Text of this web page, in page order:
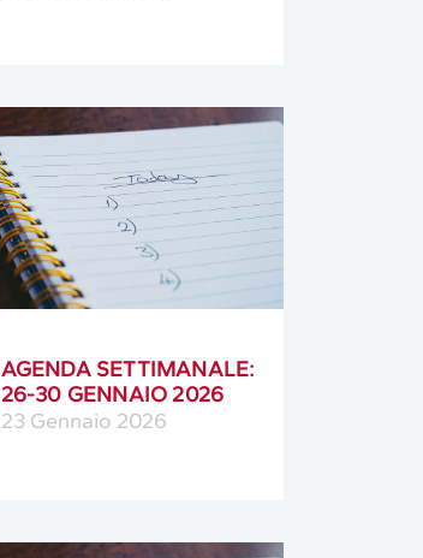
AGENDA SETTIMANALE:
26-30 GENNAIO 2026
23 Gennaio 2026